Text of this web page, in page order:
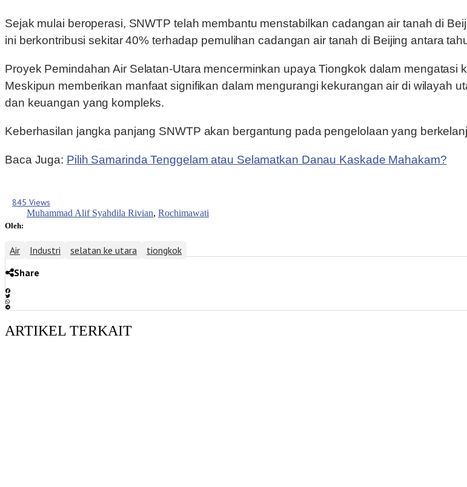
Sejak mulai beroperasi, SNWTP telah membantu menstabilkan cadangan air tanah di
ini berkontribusi sekitar 40% terhadap pemulihan cadangan air tanah di Beijing antara
Proyek Pemindahan Air Selatan-Utara mencerminkan upaya Tiongkok dalam mengatasi
Meskipun memberikan manfaat signifikan dalam mengurangi kekurangan air di wilayah
dan keuangan yang kompleks.
Keberhasilan jangka panjang SNWTP akan bergantung pada pengelolaan yang
Baca Juga: Pilih Samarinda Tenggelam atau Selamatkan Danau Kaskade Mahakam?
845 Views
Oleh:
Muhammad Alif Syahdila Rivian, Rochimawati
Air Industri selatan ke utara
tiongkok
Share
ARTIKEL TERKAIT